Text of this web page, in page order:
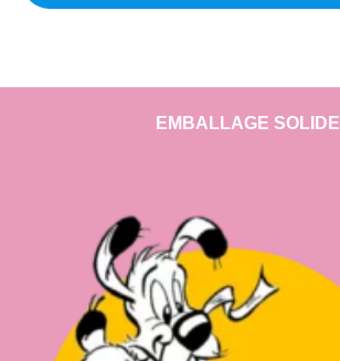
EMBALLAGE SOLIDE